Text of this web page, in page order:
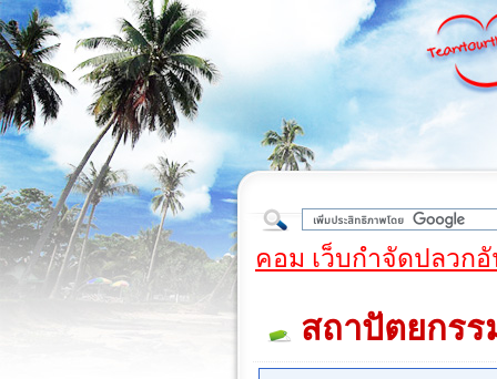
ต้
คอม เว็บกำจัดปลวก
สถาปัตยกรร